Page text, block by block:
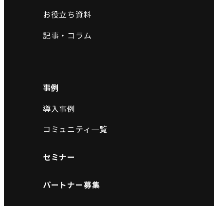
お役立ち資料
記事・コラム
事例
導入事例
コミュニティ一覧
セミナー
パートナー募集